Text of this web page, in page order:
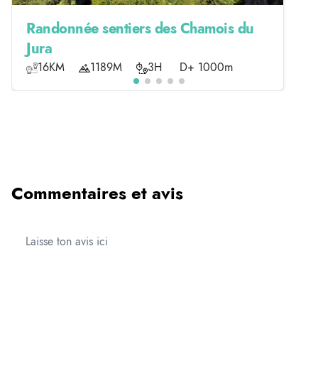
Randonnée sentiers des Chamois du
Jura
16KM 1189M 3H D+ 1000m
Commentaires et avis